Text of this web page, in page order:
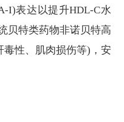
I)表达以提升HDL-C水
贝特类药物非诺贝特高
性、肌肉损伤等)，安